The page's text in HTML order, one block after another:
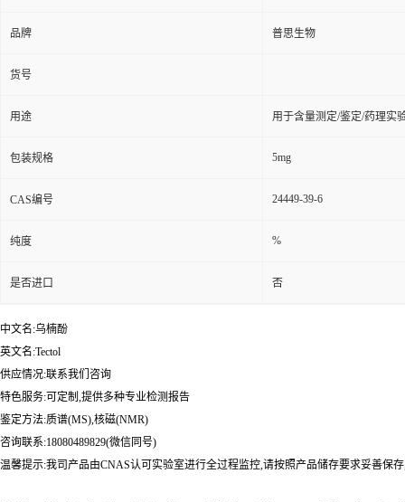
品牌 普思生物
货号
用途 用于含量测定/鉴定/药理实
包装规格 5mg
CAS编号 24449-39-6
纯度 %
是否进口 否
中文名:乌楠酚
英文名:Tectol
供应情况:联系我们咨询
特色服务:可定制,提供多种专业检测报告
鉴定方法:质谱(MS),核磁(NMR)
咨询联系:18080489829(微信同号)
温馨提示:我司产品由CNAS认可实验室进行全过程监控,请按照产品储存要求妥善保